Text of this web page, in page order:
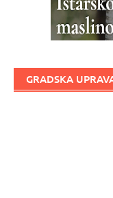
GRADSKA